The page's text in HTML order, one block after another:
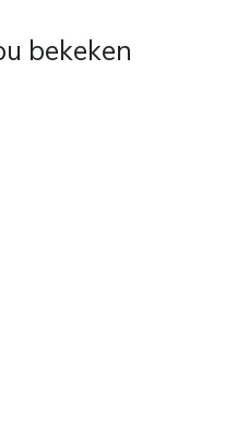
bekeken